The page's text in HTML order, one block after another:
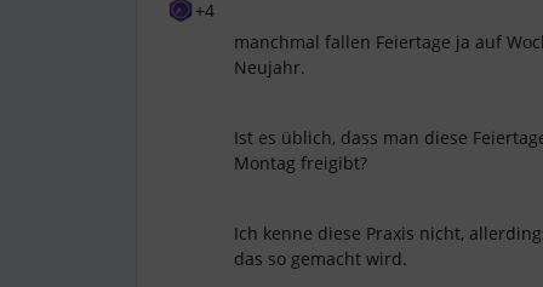
+4
manchmal fallen Feiertage ja auf
Neujahr.
Ist es üblich, dass man diese
Montag freigibt?
Ich kenne diese Praxis nicht,
das so gemacht wird.